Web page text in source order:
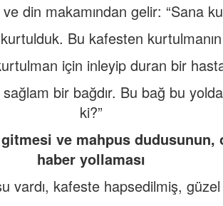
ve din makamından gelir: “Sana
Bu kafesten
için inleyip duran bir
bir bağdır. Bu bağ bu
ki?”
ve mahpus dudusunun,
haber yollaması
vardı, kafeste hapsedilmiş,